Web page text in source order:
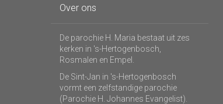
Over ons
De parochie H. Maria bestaat uit zes
kerken in 's-Hertogenbosch,
Rosmalen en Empel.
De Sint-Jan in 's-Hertogenbosch
vormt een zelfstandige parochie
(Parochie H. Johannes Evangelist).